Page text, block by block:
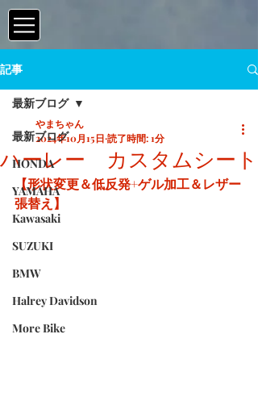
記事
最新ブログ
HONDA
YAMAHA
Kawasaki
SUZUKI
BMW
Halrey Davidson
More Bike
最新ブログ
ハーレー カスタムシート
やまちゃん
2024年10月15日 読了時間: 1分
【形状変更＆低反発+ゲル加工＆レザー
張替え】